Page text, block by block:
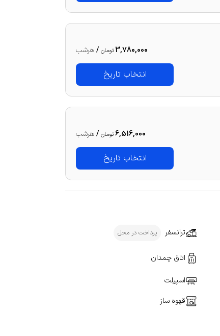
3,780,000تومان /هرشب
انتخاب تاریخ
6,516,000تومان /هرشب
انتخاب تاریخ
ترانسفر پرداخت در محل
اتاق چمدان
اسپیلت
قهوه ساز